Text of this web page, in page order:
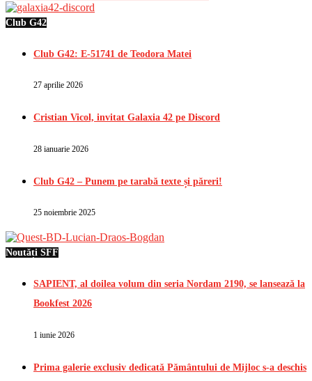
Club G42
Club G42: E-51741 de Teodora Matei
27 aprilie 2026
Cristian Vicol, invitat Galaxia 42 pe Discord
28 ianuarie 2026
Club G42 – Punem pe tarabă texte și păreri!
25 noiembrie 2025
Noutăți SFF
SAPIENT, al doilea volum din seria Nordam 2190, se lansează la
Bookfest 2026
1 iunie 2026
Prima galerie exclusiv dedicată Pământului de Mijloc s-a deschis